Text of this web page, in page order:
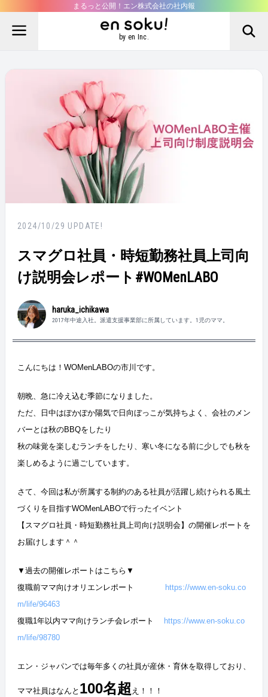
まるっと公開！エン株式会社の社内報
by en Inc.
2024/10/29 UPDATE!
スマグロ社員・時短勤務社員上司向
け説明会レポート#WOMenLABO
haruka_ichikawa
2017年中途入社。派遣支援事業部に所属しています。1児のママ。
こんにちは！WOMenLABOの市川です。
朝晩、急に冷え込む季節になりました。
ただ、日中はぽかぽか陽気で日向ぼっこが気持ちよく、会社のメン
バーとは秋のBBQをしたり
秋の味覚を楽しむランチをしたり、寒い冬になる前に少しでも秋を
楽しめるように過ごしています。
さて、今回は私が所属する制約のある社員が活躍し続けられる風土
づくりを目指すWOMenLABOで行ったイベント
【スマグロ社員・時短勤務社員上司向け説明会】の開催レポートを
お届けします＾＾
▼過去の開催レポートはこちら▼
復職前ママ向けオリエンレポート
https://www.en-soku.co
m/life/96463
復職1年以内ママ向けランチ会レポート
https://www.en-soku.co
m/life/98780
エン・ジャパンでは毎年多くの社員が産休・育休を取得しており、
ママ社員はなんと 100名超 え！！！